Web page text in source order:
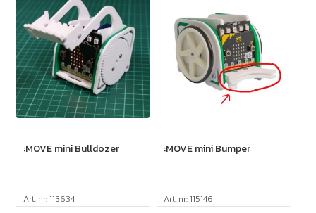
:MOVE mini Bulldozer
Art. nr: 113634
:MOVE mini Bumper
Art. nr: 115146